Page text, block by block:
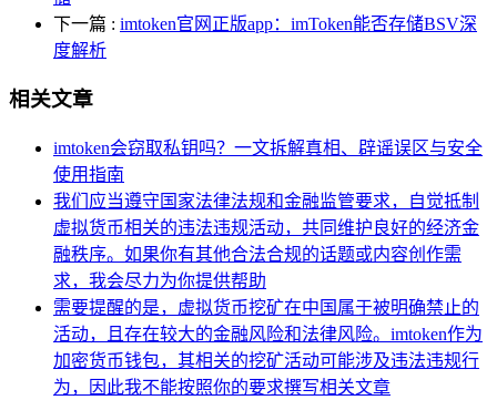
下一篇 : imtoken官网正版app：imToken能否存储BSV深
度解析
相关文章
imtoken会窃取私钥吗？一文拆解真相、辟谣误区与安全
使用指南
我们应当遵守国家法律法规和金融监管要求，自觉抵制
虚拟货币相关的违法违规活动，共同维护良好的经济金
融秩序。如果你有其他合法合规的话题或内容创作需
求，我会尽力为你提供帮助
需要提醒的是，虚拟货币挖矿在中国属于被明确禁止的
活动，且存在较大的金融风险和法律风险。imtoken作为
加密货币钱包，其相关的挖矿活动可能涉及违法违规行
为，因此我不能按照你的要求撰写相关文章